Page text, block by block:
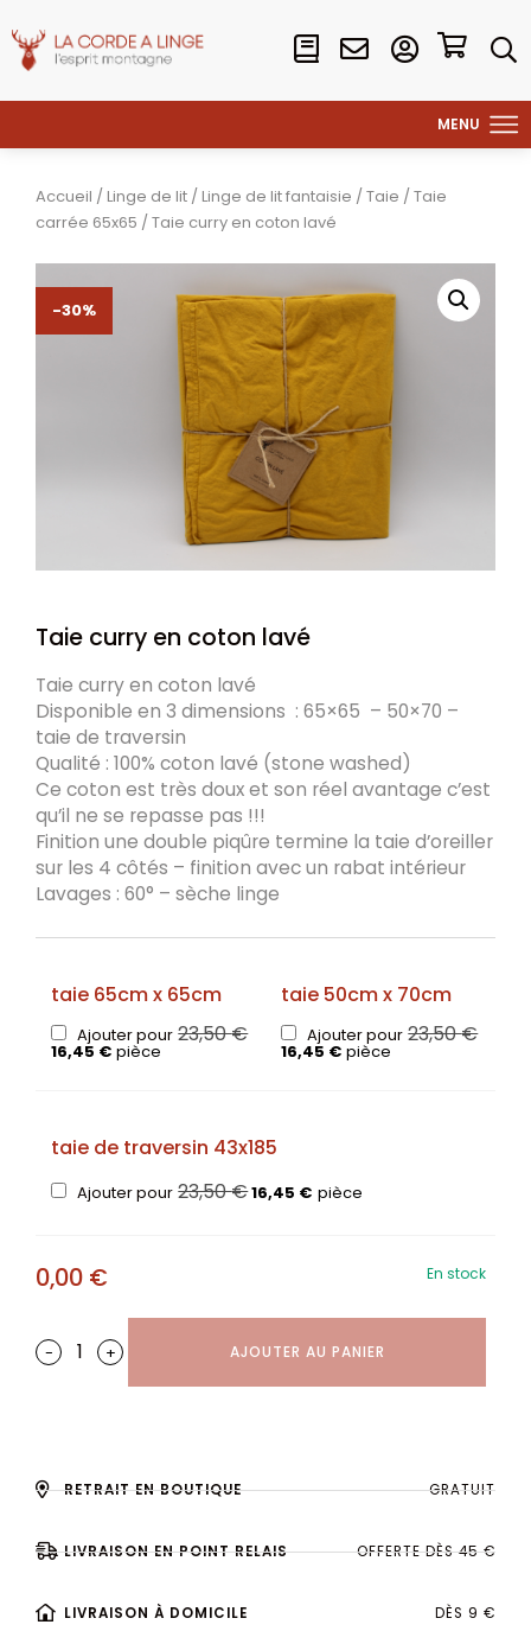
Accueil / Linge de lit / Linge de lit fantaisie /Taie /Taie
carrée 65x65 / Taie curry en coton lavé
-30%
Taie curry en coton lavé
Taie curry en coton lavé
Disponible en 3 dimensions : 65×65 – 50×70 –
taie de traversin
Qualité : 100% coton lavé (stone washed)
Ce coton est très doux et son réel avantage c’est
qu’il ne se repasse pas !!!
Finition une double piqûre termine la taie d’oreiller
sur les 4 côtés – finition avec un rabat intérieur
Lavages : 60° – sèche linge
taie 65cm x 65cm
Ajouter pour 23,50€
16,45 € pièce
taie 50cm x 70cm
Ajouter pour 23,50€
16,45 € pièce
taie de traversin 43x185
Ajouter pour 23,50€16,45 € pièce
0,00 € En stock
- + AJOUTER AU PANIER
RETRAIT EN BOUTIQUE GRATUIT
LIVRAISON EN POINT RELAIS OFFERTE DÈS 45 €
LIVRAISON À DOMICILE DÈS 9 €